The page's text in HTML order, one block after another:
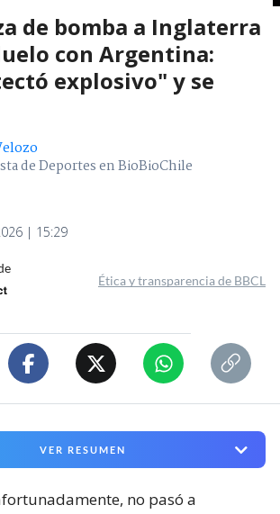
de bomba a Inglaterra
con Argentina:
explosivo" y se
de Deportes en BioBioChile
| 15:29
Ética y transparencia de BBCL
VER RESUMEN
no pasó a